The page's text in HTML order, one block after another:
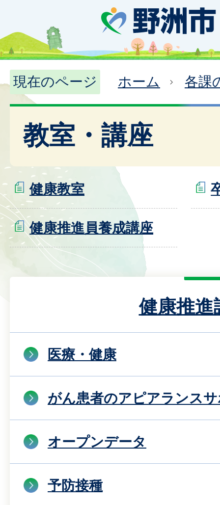
現在のページ ホーム 各課
教室・講座
健康教室
健康推進員養成講座
健康推進
医療・健康
がん患者のアピアランス
オープンデータ
予防接種